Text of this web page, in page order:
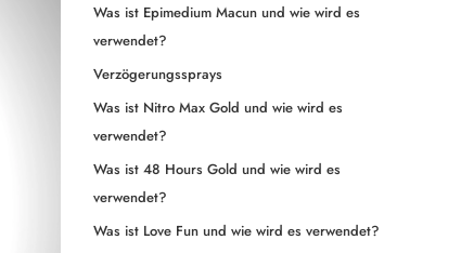
Was ist Epimedium Macun und wie wird es
verwendet?
Verzögerungssprays
Was ist Nitro Max Gold und wie wird es
verwendet?
Was ist 48 Hours Gold und wie wird es
verwendet?
Was ist Love Fun und wie wird es verwendet?